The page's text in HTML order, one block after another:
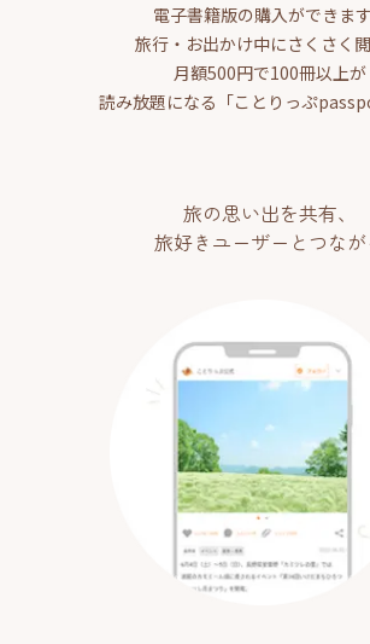
電子書籍版の購入ができます
旅行・お出かけ中にさくさく
月額500円で100冊以上が
読み放題になる「ことりっぷ
旅の思い出を共有、
旅好きユーザーとつなが